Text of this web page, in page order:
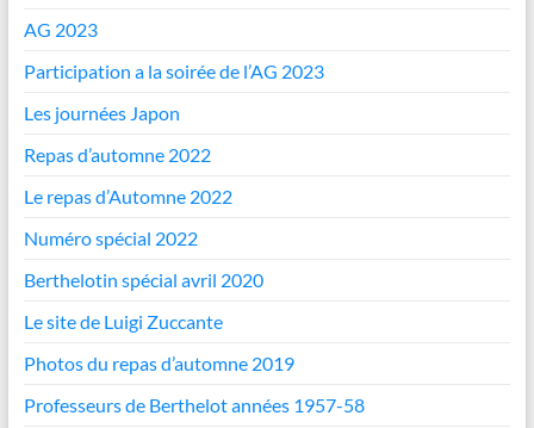
AG 2023
Participation a la soirée de l’AG 2023
Les journées Japon
Repas d’automne 2022
Le repas d’Automne 2022
Numéro spécial 2022
Berthelotin spécial avril 2020
Le site de Luigi Zuccante
Photos du repas d’automne 2019
Professeurs de Berthelot années 1957-58